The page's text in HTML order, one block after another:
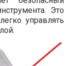
Это
управлять